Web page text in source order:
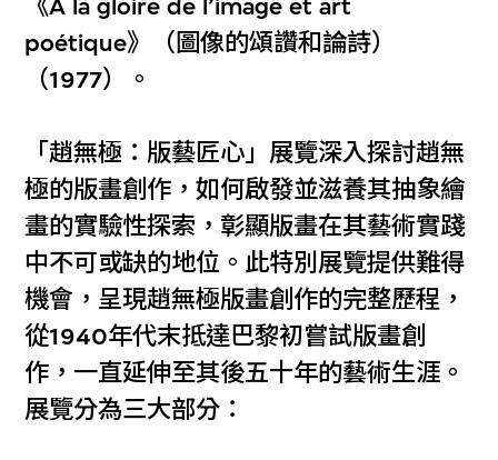
《À la gloire de l’image et art
poétique》（圖像的頌讚和論詩）
（1977）。
「趙無極：版藝匠心」展覽深入探討趙無
極的版畫創作，如何啟發並滋養其抽象繪
畫的實驗性探索，彰顯版畫在其藝術實踐
中不可或缺的地位。此特別展覽提供難得
機會，呈現趙無極版畫創作的完整歷程，
從1940年代末抵達巴黎初嘗試版畫創
作，一直延伸至其後五十年的藝術生涯。
展覽分為三大部分：